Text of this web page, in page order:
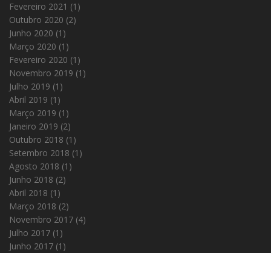
Fevereiro 2021 (1)
Outubro 2020 (2)
Junho 2020 (1)
Março 2020 (1)
Fevereiro 2020 (1)
Novembro 2019 (1)
Julho 2019 (1)
Abril 2019 (1)
Março 2019 (1)
Janeiro 2019 (2)
Outubro 2018 (1)
Setembro 2018 (1)
Agosto 2018 (1)
Junho 2018 (2)
Abril 2018 (1)
Março 2018 (2)
Novembro 2017 (4)
Julho 2017 (1)
Junho 2017 (1)